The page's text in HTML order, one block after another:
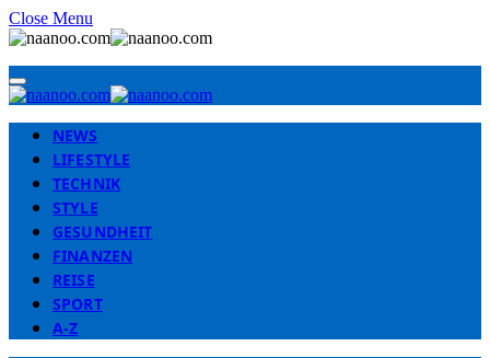
Close Menu
NEWS
LIFESTYLE
TECHNIK
STYLE
GESUNDHEIT
FINANZEN
REISE
SPORT
A-Z